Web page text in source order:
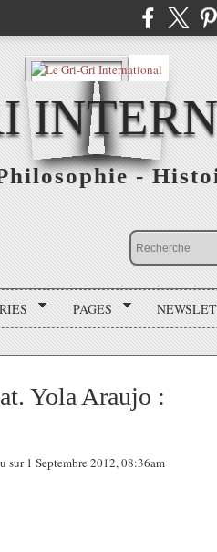
-
PAGES
Yola Araujo :
1 Septembre 2012, 08:36am